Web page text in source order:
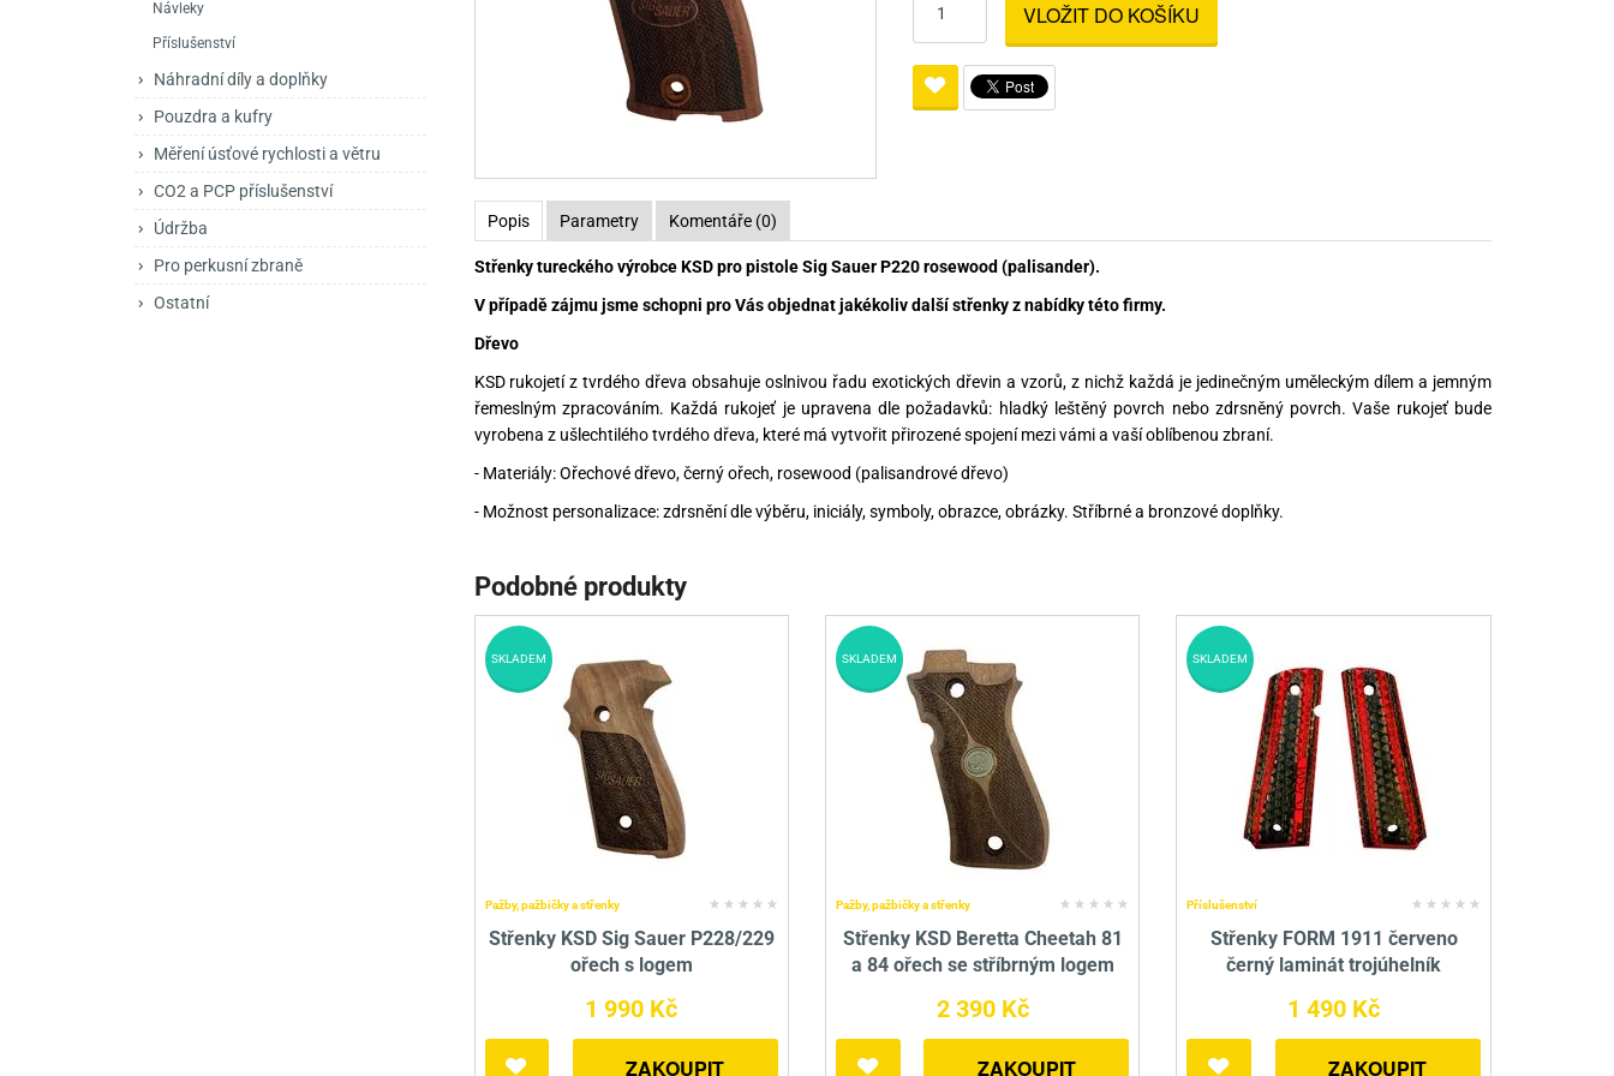
Pistole samonabíjecí
Luky
Kuše
Obranné spreje
Pro lištu weaver a picatinny
Adaptéry
Pro lištu 15 - 17 mm
Náboje na ZP Pistolové a revolverové náboje Ochranné prostředky
Rowan Engineering
Bipody, stolice a vaky
Svítilny
Návleky
Příslušenství
Náhradní díly a doplňky
Pouzdra a kufry
Měření úsťové rychlosti a větru
CO2 a PCP příslušenství
Údržba
Pro perkusní zbraně
Ostatní
VLOŽIT DO KOŠÍKU
Popis Parametry Komentáře (0)
Střenky tureckého výrobce KSD pro pistole Sig Sauer P220 rosewood (palisander).
V případě zájmu jsme schopni pro Vás objednat jakékoliv další střenky z nabídky této firmy.
Dřevo
KSD rukojetí z tvrdého dřeva obsahuje oslnivou řadu exotických dřevin a vzorů, z nichž každá je jedinečným uměleckým dílem a jemným
řemeslným zpracováním. Každá rukojeť je upravena dle požadavků: hladký leštěný povrch nebo zdrsněný povrch. Vaše rukojeť bude
vyrobena z ušlechtilého tvrdého dřeva, které má vytvořit přirozené spojení mezi vámi a vaší oblíbenou zbraní.
- Materiály: Ořechové dřevo, černý ořech, rosewood (palisandrové dřevo)
- Možnost personalizace: zdrsnění dle výběru, iniciály, symboly, obrazce, obrázky. Stříbrné a bronzové doplňky.
Podobné produkty
Pažby, pažbičky a střenky
Střenky KSD Sig Sauer P228/229
ořech s logem
1 990 Kč
ZAKOUPIT
SKLADEM
Pažby, pažbičky a střenky
Střenky KSD Beretta Cheetah 81
a 84 ořech se stříbrným logem
2 390 Kč
ZAKOUPIT
SKLADEM
Příslušenství
Střenky FORM 1911 červeno
černý laminát trojúhelník
1 490 Kč
ZAKOUPIT
SKLADEM